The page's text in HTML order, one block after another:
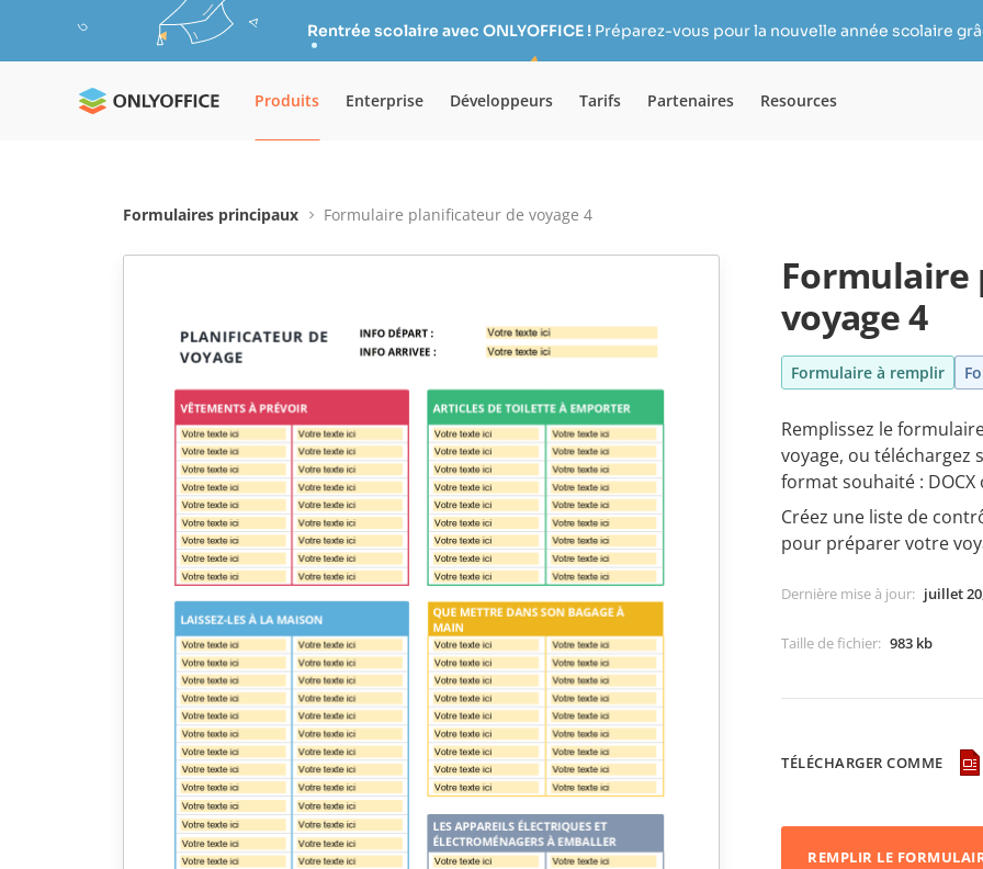
Rentrée scolaire avec ONLYOFFICE !Préparez-vous pour la nouvelle année scolaire
Produits Enterprise Développeurs Tarifs Partenaires Resources
Formulaires principaux Formulaire planificateur de voyage 4
Formulaire
voyage 4
Formulaire à remplir
Remplissez le
voyage, ou téléchargez
format souhaité : DOCX
Créez une liste de
pour préparer votre
Dernière mise à jour: juillet
Taille de fichier: 983 kb
TÉLÉCHARGER COMME
REMPLIR LE